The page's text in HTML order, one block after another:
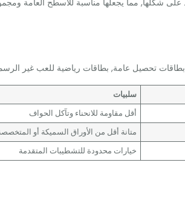
تحصيل عامة, بطاقات رياضية للعب غير
سلبيات
أقل مقاومة للانحناء وتآكل الحواف
متانة أقل من الأوراق السميكة أو
خيارات محدودة للتشطيبات المتقدمة